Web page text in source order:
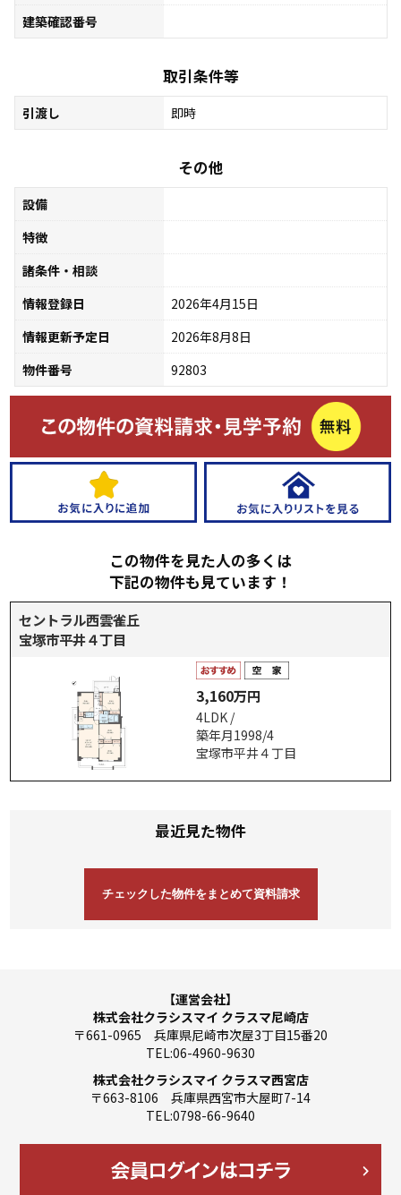
建築確認番号
取引条件等
引渡し 即時
その他
設備
特徴
諸条件・相談
情報登録日
2026年4月15日
情報更新予定日
2026年8月8日
物件番号
92803
この物件を見た人の多くは
下記の物件も見ています！
セントラル西雲雀丘
宝塚市平井４丁目
3,160万円
4LDK /
築年月1998/4
宝塚市平井４丁目
最近見た物件
【運営会社】
株式会社クラシスマイ クラスマ尼崎店
〒661-0965 兵庫県尼崎市次屋3丁目15番20
TEL:06-4960-9630
株式会社クラシスマイ クラスマ西宮店
〒663-8106 兵庫県西宮市大屋町7-14
TEL:0798-66-9640